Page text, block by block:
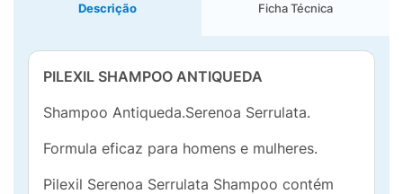
Descrição Ficha Técnica
PILEXIL SHAMPOO ANTIQUEDA
Shampoo Antiqueda.Serenoa Serrulata.
Formula eficaz para homens e mulheres.
Pilexil Serenoa Serrulata Shampoo contém